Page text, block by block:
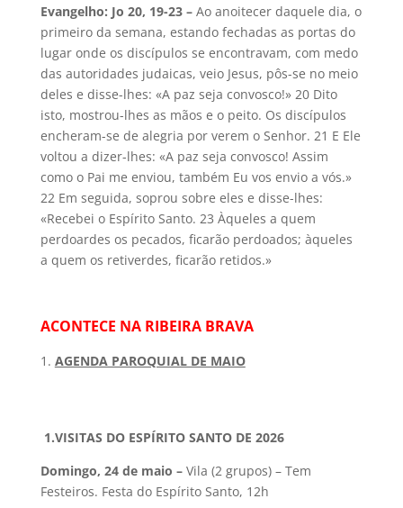
Evangelho: Jo 20, 19-23 – Ao anoitecer daquele dia, o
primeiro da semana, estando fechadas as portas do
lugar onde os discípulos se encontravam, com medo
das autoridades judaicas, veio Jesus, pôs-se no meio
deles e disse-lhes: «A paz seja convosco!» 20 Dito
isto, mostrou-lhes as mãos e o peito. Os discípulos
encheram-se de alegria por verem o Senhor. 21 E Ele
voltou a dizer-lhes: «A paz seja convosco! Assim
como o Pai me enviou, também Eu vos envio a vós.»
22 Em seguida, soprou sobre eles e disse-lhes:
«Recebei o Espírito Santo. 23 Àqueles a quem
perdoardes os pecados, ficarão perdoados; àqueles
a quem os retiverdes, ficarão retidos.»
ACONTECE NA RIBEIRA BRAVA
AGENDA PAROQUIAL DE MAIO
1.VISITAS DO ESPÍRITO SANTO DE 2026
Domingo, 24 de maio – Vila (2 grupos) – Tem
Festeiros. Festa do Espírito Santo, 12h